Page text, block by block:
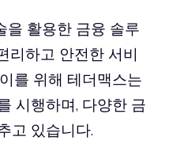
을 활용한 금융 솔루
리하고 안전한 서비
를 위해 테더맥스는
시행하며, 다양한 금
고 있습니다.